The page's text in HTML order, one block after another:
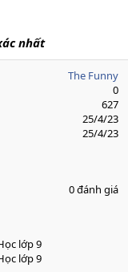
nhất
The Funny
0
627
25/4/23
25/4/23
0 đánh giá
lớp 9
lớp 9